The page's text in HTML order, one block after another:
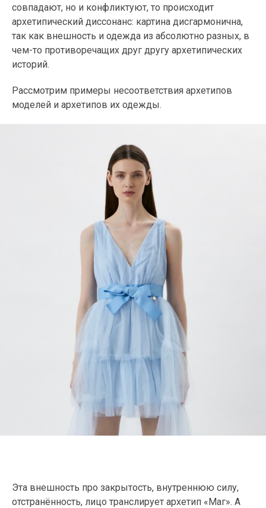
совпадают, но и конфликтуют, то происходит
архетипический диссонанс: картина дисгармонична,
так как внешность и одежда из абсолютно разных, в
чем-то противоречащих друг другу архетипических
историй.
Рассмотрим примеры несоответствия архетипов
моделей и архетипов их одежды.
Эта внешность про закрытость, внутреннюю силу,
отстранённость, лицо транслирует архетип «Маг». А